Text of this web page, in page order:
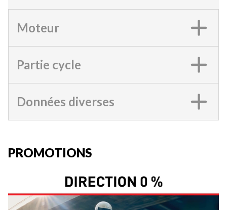
Moteur
Partie cycle
Données diverses
PROMOTIONS